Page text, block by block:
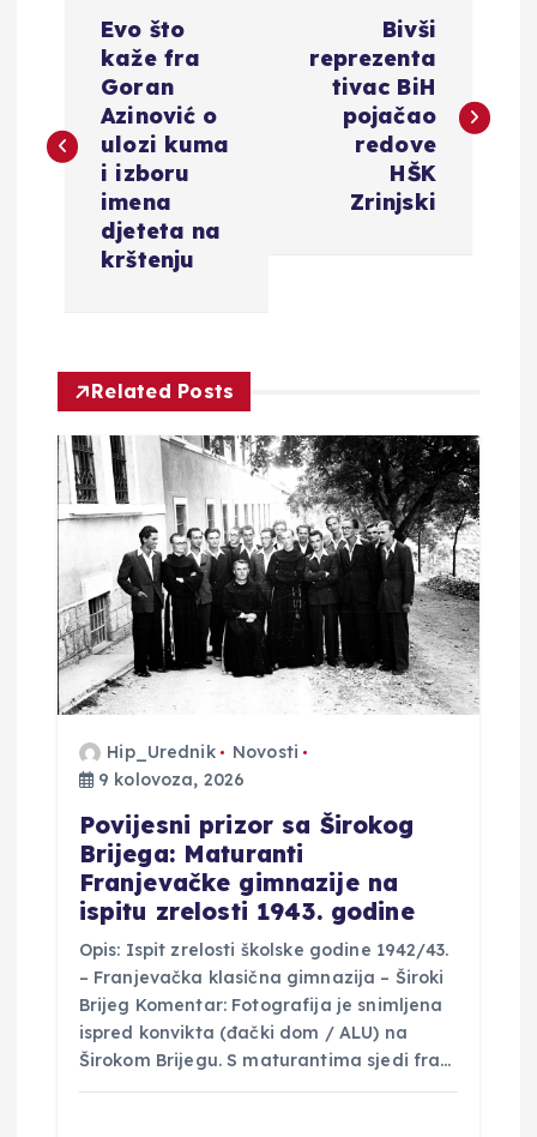
v
c
a
o
b
Evo što
kaže fra
Goran
Azinović o
ulozi kuma
i izboru
imena
djeteta na
krštenju
Bivši
reprezenta
tivac BiH
pojačao
redove
HŠK
Zrinjski
Related Posts
Hip_Urednik
Novosti
9 kolovoza, 2026
Povijesni prizor sa Širokog
Brijega: Maturanti
Franjevačke gimnazije na
ispitu zrelosti 1943. godine
Opis: Ispit zrelosti školske godine 1942/43.
– Franjevačka klasična gimnazija – Široki
Brijeg Komentar: Fotografija je snimljena
ispred konvikta (đački dom / ALU) na
Širokom Brijegu. S maturantima sjedi fra…